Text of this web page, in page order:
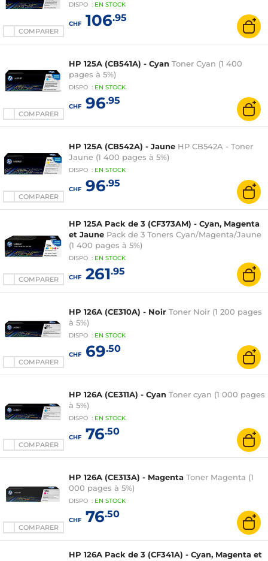
COMPARER
DISPO : EN STOCK
CHF106.95
COMPARER
HP 125A (CB541A) - Cyan Toner Cyan (1 400
pages à 5%)
DISPO : EN STOCK
CHF96.95
COMPARER
HP 125A (CB542A) - Jaune HP CB542A - Toner
Jaune (1 400 pages à 5%)
DISPO : EN STOCK
CHF96.95
COMPARER
HP 125A Pack de 3 (CF373AM) - Cyan, Magenta
et Jaune Pack de 3 Toners Cyan/Magenta/Jaune
(1 400 pages à 5%)
DISPO : EN STOCK
CHF261.95
COMPARER
HP 126A (CE310A) - Noir Toner Noir (1 200 pages
à 5%)
DISPO : EN STOCK
CHF69.50
COMPARER
HP 126A (CE311A) - Cyan Toner cyan (1 000 pages
à 5%)
DISPO : EN STOCK
CHF76.50
COMPARER
HP 126A (CE313A) - Magenta Toner Magenta (1
000 pages à 5%)
DISPO : EN STOCK
CHF76.50
HP 126A Pack de 3 (CF341A) - Cyan, Magenta et